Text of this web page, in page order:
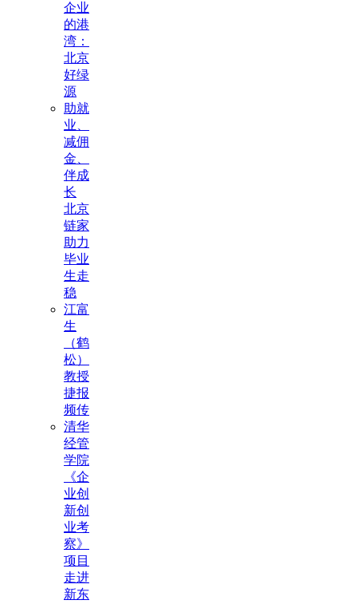
企业
的港
湾：
北京
好绿
源
助就
业、
减佣
金、
伴成
长
北京
链家
助力
毕业
生走
稳
江富
生
（鹤
松）
教授
捷报
频传
清华
经管
学院
《企
业创
新创
业考
察》
项目
走进
新东